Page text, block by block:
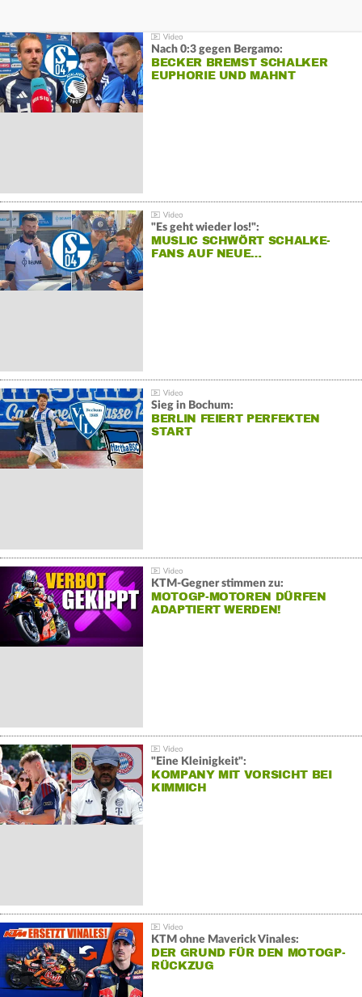
Nach 0:3 gegen Bergamo:
BECKER BREMST SCHALKER
EUPHORIE UND MAHNT
"Es geht wieder los!":
MUSLIC SCHWÖRT SCHALKE-
FANS AUF NEUE…
Sieg in Bochum:
BERLIN FEIERT PERFEKTEN
START
KTM-Gegner stimmen zu:
MOTOGP-MOTOREN DÜRFEN
ADAPTIERT WERDEN!
"Eine Kleinigkeit":
KOMPANY MIT VORSICHT BEI
KIMMICH
KTM ohne Maverick Vinales:
DER GRUND FÜR DEN MOTOGP-
RÜCKZUG